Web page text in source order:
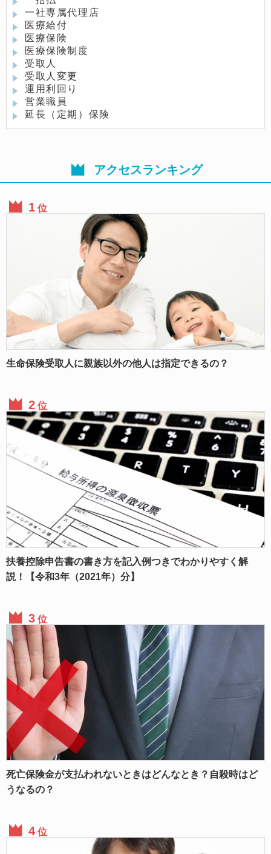
一社専属代理店
医療給付
医療保険
医療保険制度
受取人
受取人変更
運用利回り
営業職員
延長（定期）保険
アクセスランキング
位
生命保険受取人に親族以外の他人は指定できるの？
位
扶養控除申告書の書き方を記入例つきでわかりやすく解
説！【令和3年（2021年）分】
位
死亡保険金が支払われないときはどんなとき？自殺時はど
うなるの？
位